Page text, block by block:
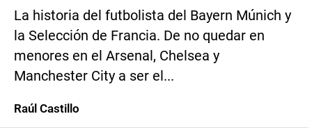
La historia del futbolista del Bayern Múnich y
la Selección de Francia. De no quedar en
menores en el Arsenal, Chelsea y
Manchester City a ser el...
Raúl Castillo